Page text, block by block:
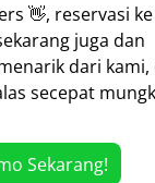
👋, reservasi ke
juga dan
dari kami,
secepat
Sekarang!